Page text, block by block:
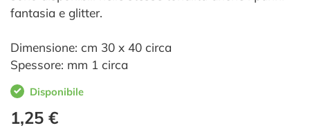
fantasia e glitter.
Dimensione: cm 30 x 40 circa
Spessore: mm 1 circa
Disponibile
1,25 €